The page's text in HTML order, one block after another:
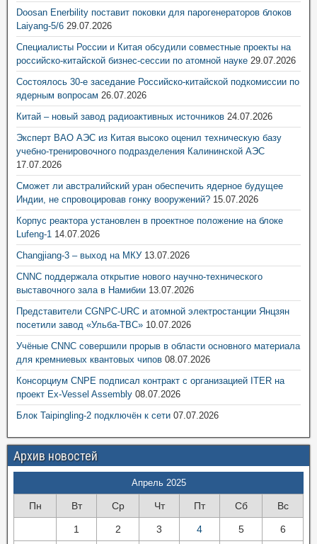
Doosan Enerbility поставит поковки для парогенераторов блоков
Laiyang-5/6 29.07.2026
Специалисты России и Китая обсудили совместные проекты на
российско-китайской бизнес-сессии по атомной науке 29.07.2026
Состоялось 30-е заседание Российско-китайской подкомиссии по
ядерным вопросам 26.07.2026
Китай – новый завод радиоактивных источников 24.07.2026
Эксперт ВАО АЭС из Китая высоко оценил техническую базу
учебно-тренировочного подразделения Калининской АЭС
17.07.2026
Сможет ли австралийский уран обеспечить ядерное будущее
Индии, не спровоцировав гонку вооружений? 15.07.2026
Корпус реактора установлен в проектное положение на блоке
Lufeng-1 14.07.2026
Changjiang-3 – выход на МКУ 13.07.2026
CNNC поддержала открытие нового научно-технического
выставочного зала в Намибии 13.07.2026
Представители CGNPC-URC и атомной электростанции Янцзян
посетили завод «Ульба-ТВС» 10.07.2026
Учёные CNNC совершили прорыв в области основного материала
для кремниевых квантовых чипов 08.07.2026
Консорциум CNPE подписал контракт с организацией ITER на
проект Ex-Vessel Assembly 08.07.2026
Блок Taipingling-2 подключён к сети 07.07.2026
Архив новостей
Апрель 2025
Пн Вт Ср Чт Пт Сб Вс
1 2 3 4 5 6